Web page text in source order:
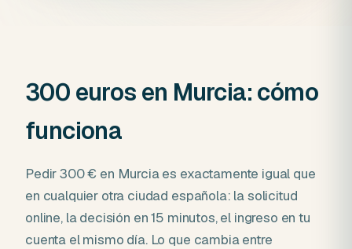
300 euros en Murcia: cómo
funciona
Pedir 300 € en Murcia es exactamente igual que
en cualquier otra ciudad española: la solicitud
online, la decisión en 15 minutos, el ingreso en tu
cuenta el mismo día. Lo que cambia entre